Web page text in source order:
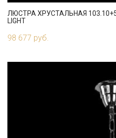
ЛЮСТРА ХРУСТАЛЬНАЯ
LIGHT
98 677 руб.